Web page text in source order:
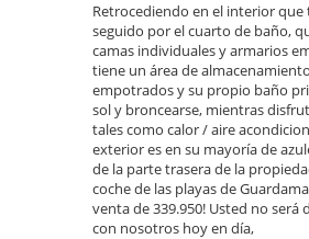
Retrocediendo en el interior
seguido por el cuarto de baño,
camas individuales y armarios
tiene un área de
empotrados y su propio baño
sol y broncearse, mientras
tales como calor / aire
exterior es en su mayoría de
de la parte trasera de la
coche de las playas de
venta de 339.950! Usted no
con nosotros hoy en día,